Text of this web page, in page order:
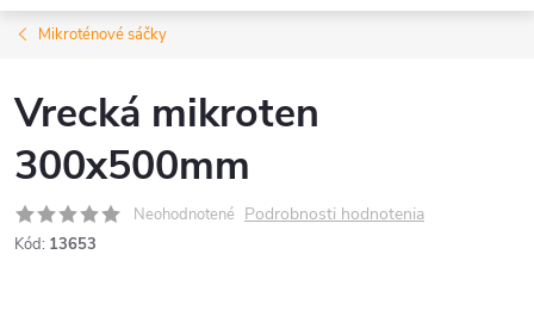
Mikroténové sáčky
Vrecká mikroten
300x500mm
Neohodnotené Podrobnosti hodnotenia
Kód: 13653